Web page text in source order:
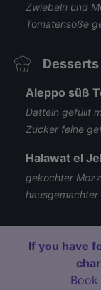
Zwiebeln und
Tomatensoße
Desserts
Aleppo süß
Datteln gefüllt
Zucker feine
Halawat el
gekochter
hausgemachter
If you have